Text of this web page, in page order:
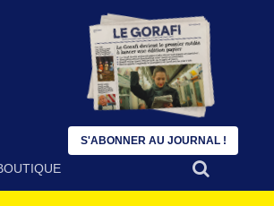
S'ABONNER AU JOURNAL !